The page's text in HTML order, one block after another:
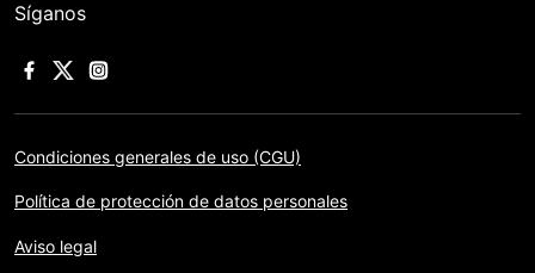
Síganos
Condiciones generales de uso (CGU)
Política de protección de datos personales
Aviso legal